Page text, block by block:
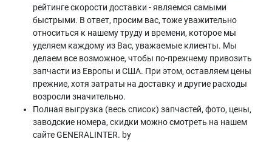
рейтинге скорости доставки - являемся самыми
быстрыми. В ответ, просим вас, тоже уважительно
относиться к нашему труду и времени, которое мы
уделяем каждому из Вас, уважаемые клиенты. Мы
делаем все возможное, чтобы по-прежнему привозить
запчасти из Европы и США. При этом, оставляем цены
прежние, хотя затраты на доставку и другие расходы
возросли значительно.
Полная выгрузка (весь список) запчастей, фото, цены,
заводские номера, скидки можно смотреть на нашем
сайте GENERALINTER. by